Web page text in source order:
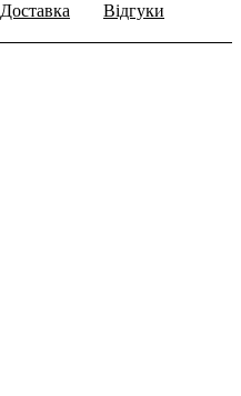
Доставка Відгуки